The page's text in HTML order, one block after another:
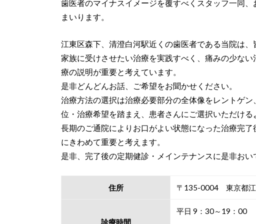
歯医者のマイナスイメージを覆すべくスタッフ一同
まいります。
江東区森下、清澄白河駅近くの歯医者である当院は、
家族に受けさせたい治療を実践すべく、痛みの少な
療の説明が重要と考えています。
是非どんどんお話、ご希望をお聞かせください。
治療方法の選択は治療必要部分の全体像をレントゲ
位・治療希望を踏まえ、患者さんにご選択いただける
長期のご通院によりお口がよい状態になった治療完
にきわめて重要と考えます。
是非、完了後の定期健診・メインテナンスに是非おい
住所 〒135-0004 東京都江
診療時間
平日 9：30～19：00